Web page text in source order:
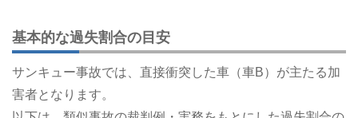
基本的な過失割合の目安
サンキュー事故では、直接衝突した車（車B）が主たる加
害者となります。